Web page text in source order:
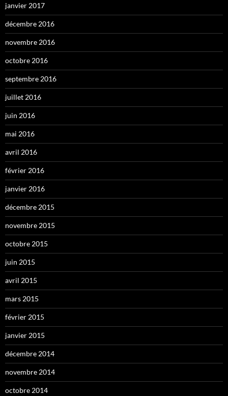
janvier 2017
décembre 2016
novembre 2016
octobre 2016
septembre 2016
juillet 2016
juin 2016
mai 2016
avril 2016
février 2016
janvier 2016
décembre 2015
novembre 2015
octobre 2015
juin 2015
avril 2015
mars 2015
février 2015
janvier 2015
décembre 2014
novembre 2014
octobre 2014